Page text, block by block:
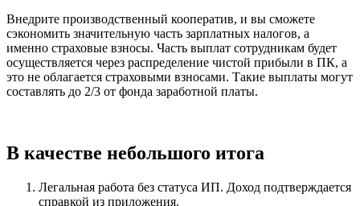
Внедрите производственный кооператив, и вы сможете
сэкономить значительную часть зарплатных налогов, а
именно страховые взносы. Часть выплат сотрудникам будет
осуществляется через распределение чистой прибыли в ПК, а
это не облагается страховыми взносами. Такие выплаты могут
составлять до 2/3 от фонда заработной платы.
В качестве небольшого итога
Легальная работа без статуса ИП. Доход подтверждается
справкой из приложения.